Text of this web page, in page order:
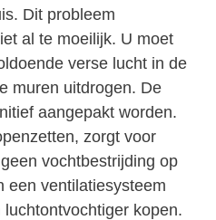
Dit probleem
al te moeilijk. U moet
verse lucht in de
muren uitdrogen. De
aangepakt worden.
zorgt voor
vochtbestrijding op
een ventilatiesysteem
kopen.